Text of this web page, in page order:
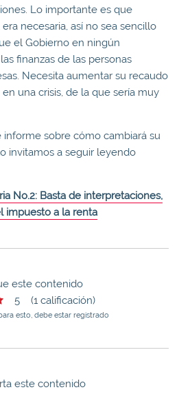
Lo importante es que
necesaria, así no sea sencillo
el Gobierno en ningún
finanzas de las personas
Necesita aumentar su recaudo
una crisis, de la que sería muy
informe sobre cómo cambiará su
invitamos a seguir leyendo
No.2: Basta de interpretaciones,
impuesto a la renta
este contenido
5 (1 calificación)
esto, debe estar registrado
este contenido